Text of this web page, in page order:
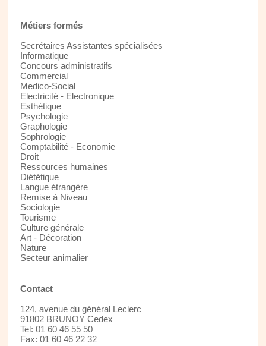
Métiers formés
Secrétaires Assistantes spécialisées
Informatique
Concours administratifs
Commercial
Medico-Social
Electricité - Electronique
Esthétique
Psychologie
Graphologie
Sophrologie
Comptabilité - Economie
Droit
Ressources humaines
Diététique
Langue étrangère
Remise à Niveau
Sociologie
Tourisme
Culture générale
Art - Décoration
Nature
Secteur animalier
Contact
124, avenue du général Leclerc
91802 BRUNOY Cedex
Tel: 01 60 46 55 50
Fax: 01 60 46 22 32